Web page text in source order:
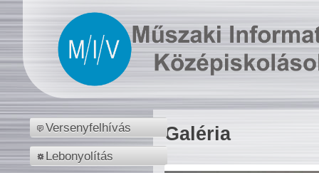
Versenyfelhívás
Lebonyolítás
Galéria